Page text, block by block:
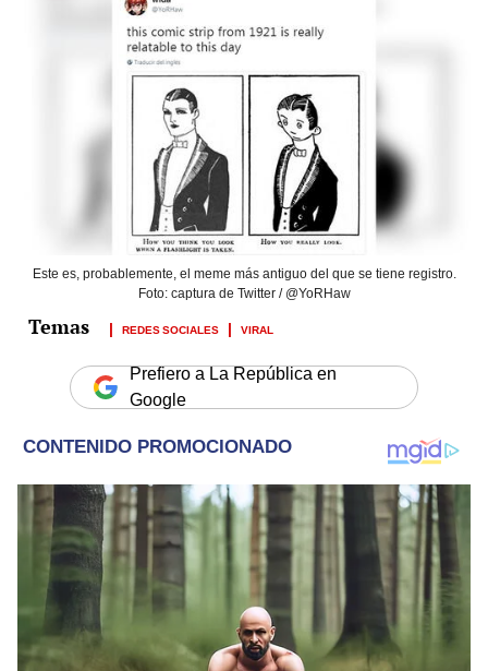
Este es, probablemente, el meme más antiguo del que se tiene registro.
Foto: captura de Twitter / @YoRHaw
REDES SOCIALES VIRAL
Prefiero a La República en
Google